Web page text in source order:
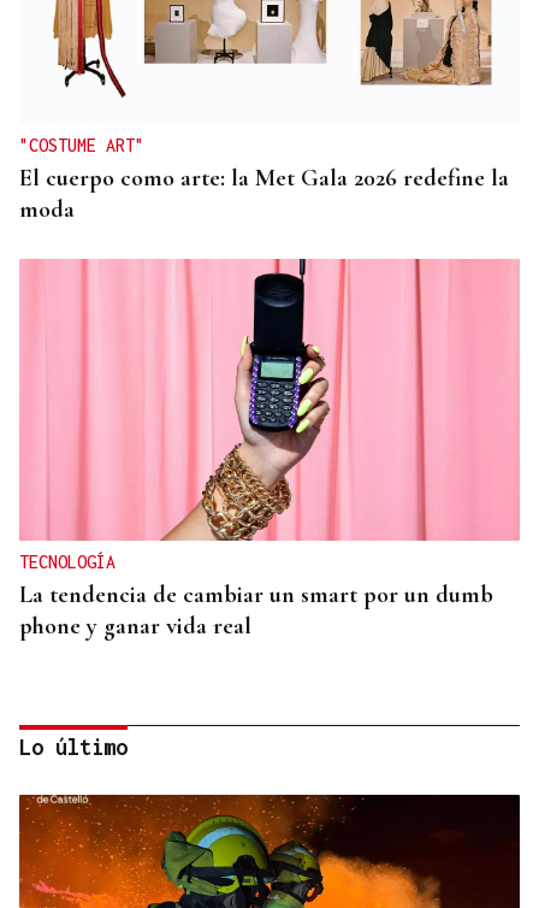
"COSTUME ART"
El cuerpo como arte: la Met Gala 2026 redefine la
moda
TECNOLOGÍA
La tendencia de cambiar un smart por un dumb
phone y ganar vida real
Lo último